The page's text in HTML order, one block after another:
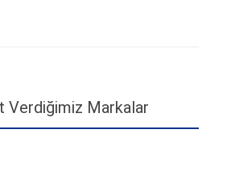
Verdiğimiz Markalar